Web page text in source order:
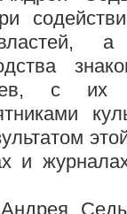
с их
и